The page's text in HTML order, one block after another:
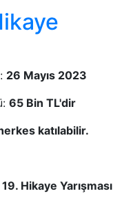
26 Mayıs 2023
65 Bin TL'dir
katılabilir.
Hikaye Yarışması